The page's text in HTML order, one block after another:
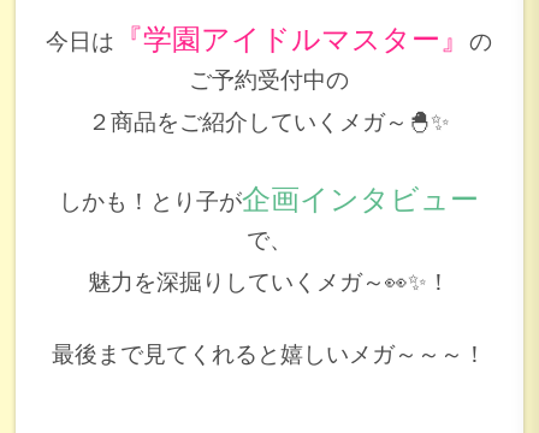
今日は 『学園アイドルマスター』の
ご予約受付中の
２商品をご紹介していくメガ～🐣✨
しかも！とり子が企画インタビュー
で、
魅力を深掘りしていくメガ～👀✨！
最後まで見てくれると嬉しいメガ～～～！